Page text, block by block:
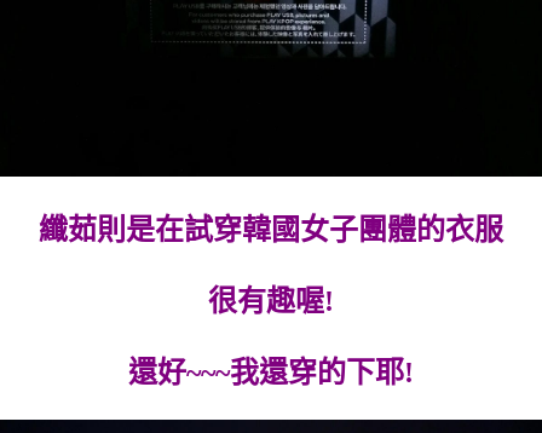
纖茹則是在試穿韓國女子團體的衣服
很有趣喔!
還好~~~我還穿的下耶!